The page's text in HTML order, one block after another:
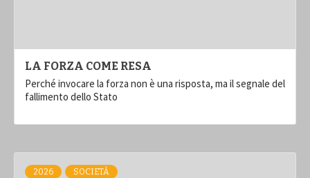
LA FORZA COME RESA
Perché invocare la forza non è una risposta, ma il segnale del
fallimento dello Stato
2026 SOCIETÀ